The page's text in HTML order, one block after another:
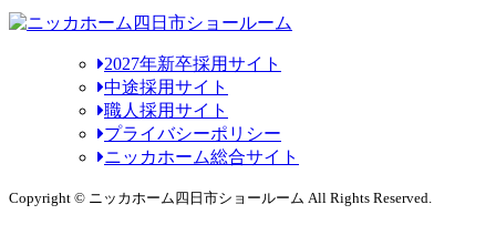
2027年新卒採用サイト
中途採用サイト
職人採用サイト
プライバシーポリシー
ニッカホーム総合サイト
Copyright © ニッカホーム四日市ショールーム All Rights Reserved.